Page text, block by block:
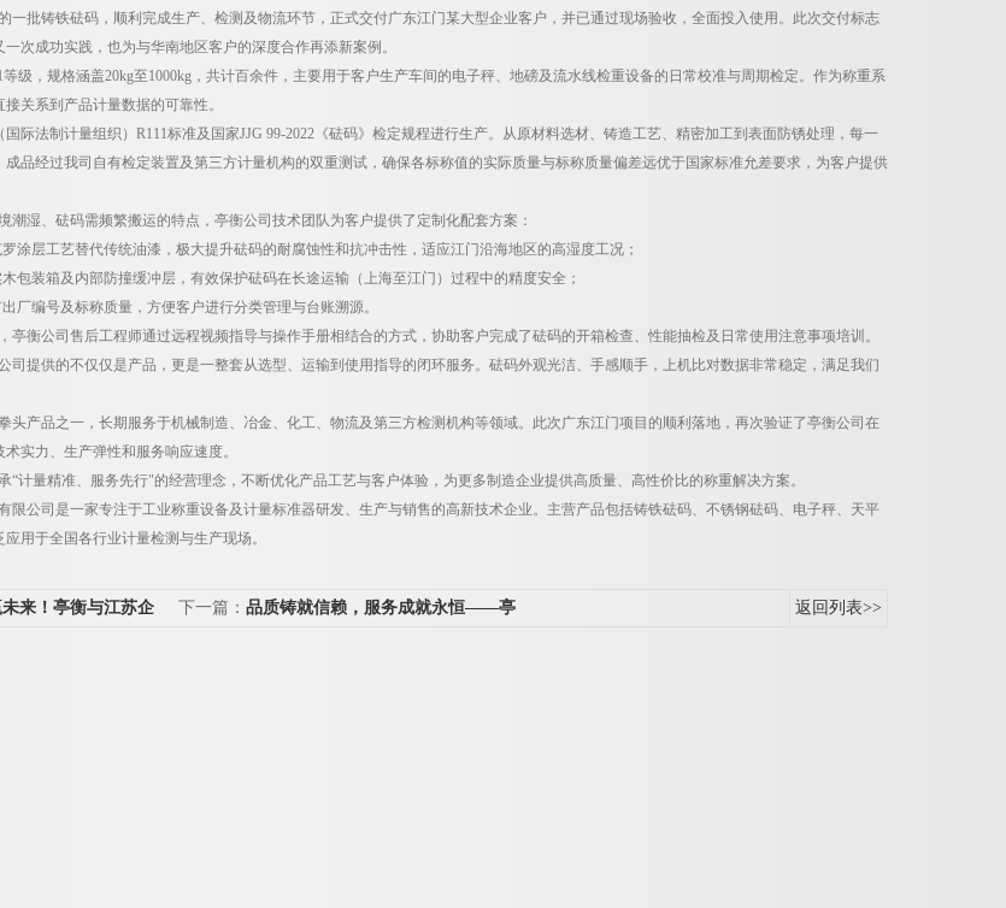
一批铸铁砝码，顺利完成生产、检测及物流环节，正式交付广东江门某大型企业客户，并已通过现场验收，全面投入使用。此次交付标志
次成功实践，也为与华南地区客户的深度合作再添新案例。
等级，规格涵盖20kg至1000kg ，共计百余件，主要用于客户生产车间的电子秤、地磅及流水线检重设备的日常校准与周期检定。作为称重系
关系到产品计量数据的可靠性。
（国际法制计量组织） R111标准及国家JJG 99-2022 《砝码》检定规程进行生产。从原材料选材、铸造工艺、精密加工到表面防锈处理，每一
品经过我司自有检定装置及第三方计量机构的双重测试，确保各标称值的实际质量与标称质量偏差远优于国家标准允差要求，为客户提供
潮湿、砝码需频繁搬运的特点，亭衡公司技术团队为客户提供了定制化配套方案：
涂层工艺替代传统油漆，极大提升砝码的耐腐蚀性和抗冲击性，适应江门沿海地区的高湿度工况；
包装箱及内部防撞缓冲层，有效保护砝码在长途运输（上海至江门）过程中的精度安全；
厂编号及标称质量，方便客户进行分类管理与台账溯源。
亭衡公司售后工程师通过远程视频指导与操作手册相结合的方式，协助客户完成了砝码的开箱检查、性能抽检及日常使用注意事项培训。
司提供的不仅仅是产品，更是一整套从选型、运输到使用指导的闭环服务。砝码外观光洁、手感顺手，上机比对数据非常稳定，满足我们
头产品之一，长期服务于机械制造、冶金、化工、物流及第三方检测机构等领域。此次广东江门项目的顺利落地，再次验证了亭衡公司在
实力、生产弹性和服务响应速度。
“计量精准、服务先行"的经营理念，不断优化产品工艺与客户体验，为更多制造企业提供高质量、高性价比的称重解决方案。
限公司是一家专注于工业称重设备及计量标准器研发、生产与销售的高新技术企业。主营产品包括铸铁砝码、不锈钢砝码、电子秤、天平
用于全国各行业计量检测与生产现场。
来！亭衡与江苏企
下一篇： 品质铸就信赖，服务成就永恒——亭
返回列表>>